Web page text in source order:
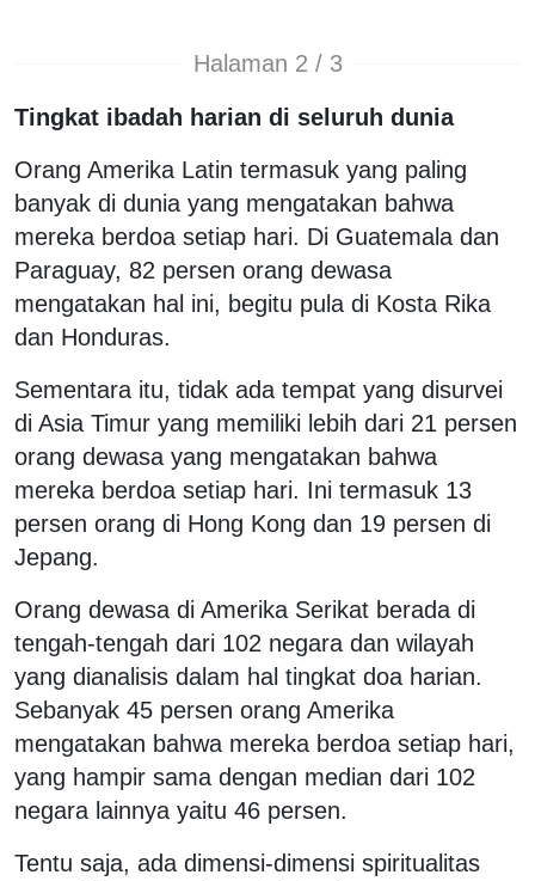
Halaman 2 / 3
Tingkat ibadah harian di seluruh dunia
Orang Amerika Latin termasuk yang paling
banyak di dunia yang mengatakan bahwa
mereka berdoa setiap hari. Di Guatemala dan
Paraguay, 82 persen orang dewasa
mengatakan hal ini, begitu pula di Kosta Rika
dan Honduras.
Sementara itu, tidak ada tempat yang disurvei
di Asia Timur yang memiliki lebih dari 21 persen
orang dewasa yang mengatakan bahwa
mereka berdoa setiap hari. Ini termasuk 13
persen orang di Hong Kong dan 19 persen di
Jepang.
Orang dewasa di Amerika Serikat berada di
tengah-tengah dari 102 negara dan wilayah
yang dianalisis dalam hal tingkat doa harian.
Sebanyak 45 persen orang Amerika
mengatakan bahwa mereka berdoa setiap hari,
yang hampir sama dengan median dari 102
negara lainnya yaitu 46 persen.
Tentu saja, ada dimensi-dimensi spiritualitas